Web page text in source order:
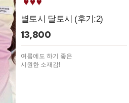
별토시 달토시 (후기:2)
13,800
여름에도 하기 좋은
시원한 소재감!